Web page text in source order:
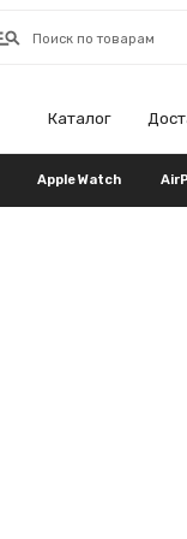
Поиск по товарам